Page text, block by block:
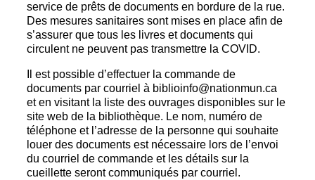
service de prêts de documents en bordure de la rue.
Des mesures sanitaires sont mises en place afin de
s’assurer que tous les livres et documents qui
circulent ne peuvent pas transmettre la COVID.
Il est possible d’effectuer la commande de
documents par courriel à biblioinfo@nationmun.ca
et en visitant la liste des ouvrages disponibles sur le
site web de la bibliothèque. Le nom, numéro de
téléphone et l’adresse de la personne qui souhaite
louer des documents est nécessaire lors de l’envoi
du courriel de commande et les détails sur la
cueillette seront communiqués par courriel.